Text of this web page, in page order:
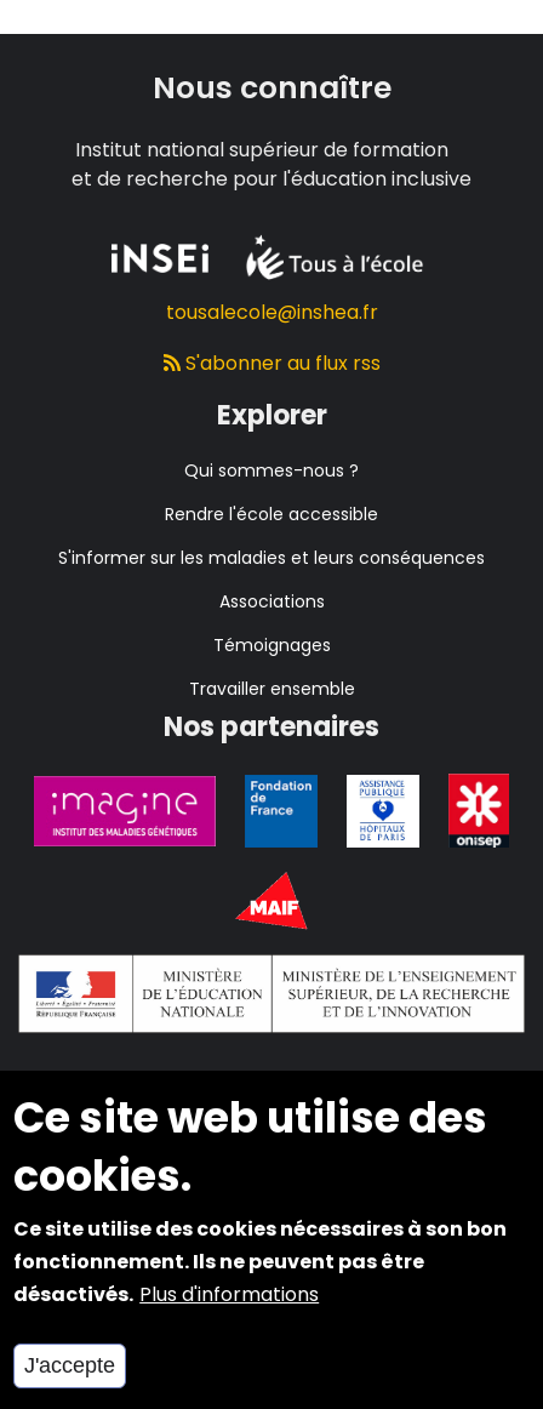
Ce site web utilise des
cookies.
Ce site utilise des cookies nécessaires à son bon
fonctionnement. Ils ne peuvent pas être
désactivés. Plus d'informations
J'accepte
Nous connaître
Institut national supérieur de formation
et de recherche pour l'éducation inclusive
tousalecole@inshea.fr
S'abonner au flux rss
Explorer
Qui sommes-nous ?
Rendre l'école accessible
S'informer sur les maladies et leurs conséquences
Associations
Témoignages
Travailler ensemble
Nos partenaires
2024 © Copyright INSEI. Tous droits réservés
Mentions légales
Cookies et Accessibilité